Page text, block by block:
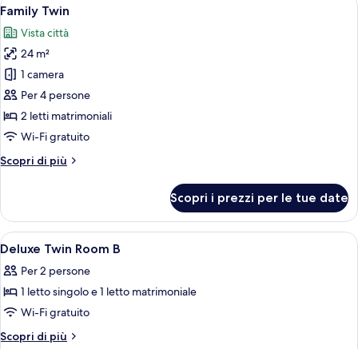
tutte
le
foto
per
Family
Twin
11
Family Twin
Vista città
24 m²
1 camera
Per 4 persone
2 letti matrimoniali
Wi-Fi gratuito
Scopri di più
Altri
Twin
Scopri i prezzi per le tue date
Apri
tutte
le
foto
per
Deluxe
Biancheria da letto di alta qualità,
4
Deluxe Twin Room B
Per 2 persone
1 letto singolo e 1 letto matrimoniale
Wi-Fi gratuito
Scopri di più
Altri